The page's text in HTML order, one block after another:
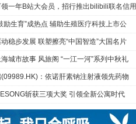
领一年B站大会员，招行推出bilibili联名信用
励生育”成热点 辅助生殖医疗科技上市公
稳步发展 联塑擦亮“中国智造”大国名片
城市故事 风旅阁 “一江一河”系列中秋礼
：依诺肝素钠注射液领先药物
斩获三项大奖 引领全新公寓时代